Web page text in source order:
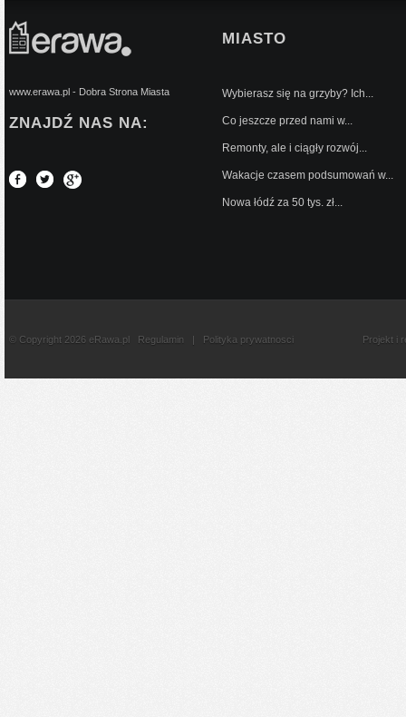
www.erawa.pl - Dobra Strona Miasta
ZNAJDŹ NAS NA:
MIASTO
Wybierasz się na grzyby? Ich...
Co jeszcze przed nami w...
Remonty, ale i ciągły rozwój...
Wakacje czasem podsumowań w...
Nowa łódź za 50 tys. zł...
© Copyright 2026 eRawa.pl Regulamin | Polityka prywatnosci Projekt i